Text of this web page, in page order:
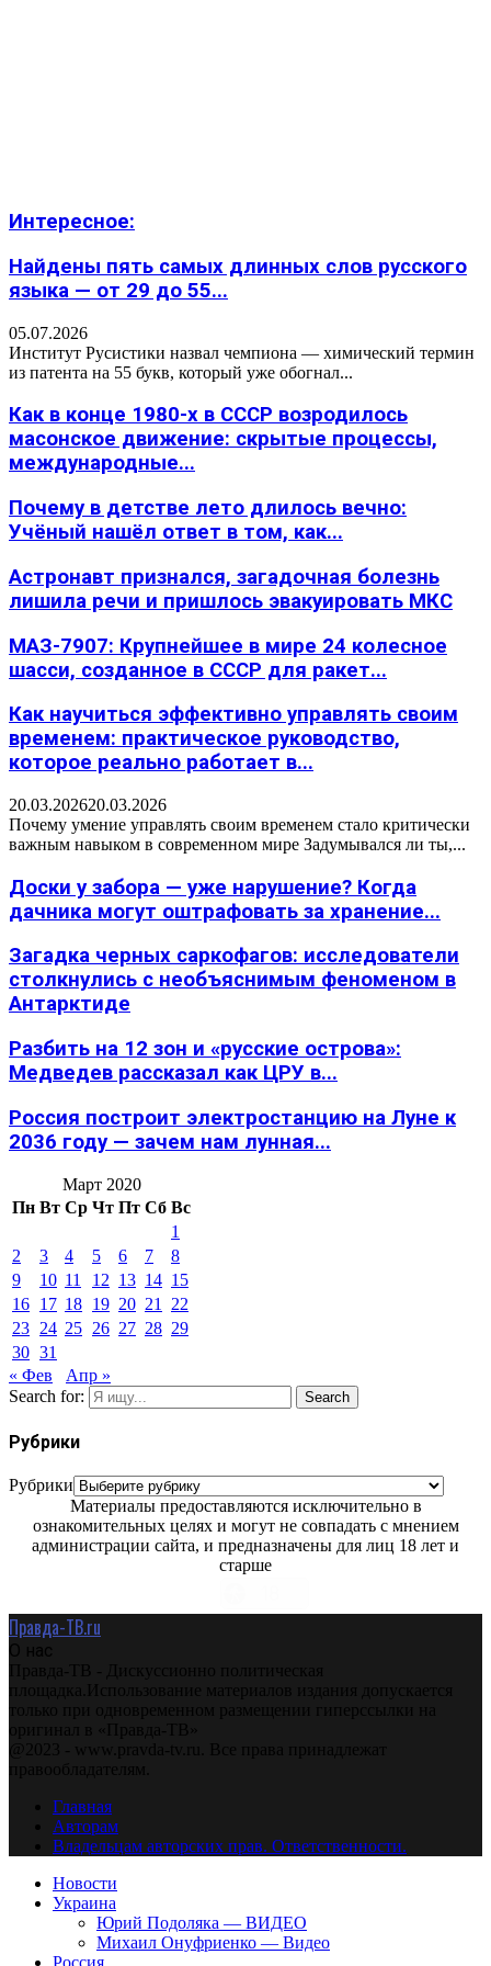
Интересное:
Найдены пять самых длинных слов русского
языка — от 29 до 55...
05.07.2026
Институт Русистики назвал чемпиона — химический термин
из патента на 55 букв, который уже обогнал...
Как в конце 1980-х в СССР возродилось
масонское движение: скрытые процессы,
международные...
Почему в детстве лето длилось вечно:
Учёный нашёл ответ в том, как...
Астронавт признался, загадочная болезнь
лишила речи и пришлось эвакуировать МКС
МАЗ-7907: Крупнейшее в мире 24 колесное
шасси, созданное в СССР для ракет...
Как научиться эффективно управлять своим
временем: практическое руководство,
которое реально работает в...
20.03.202620.03.2026
Почему умение управлять своим временем стало критически
важным навыком в современном мире Задумывался ли ты,...
Доски у забора — уже нарушение? Когда
дачника могут оштрафовать за хранение...
Загадка черных саркофагов: исследователи
столкнулись с необъяснимым феноменом в
Антарктиде
Разбить на 12 зон и «русские острова»:
Медведев рассказал как ЦРУ в...
Россия построит электростанцию на Луне к
2036 году — зачем нам лунная...
Март 2020
Пн Вт Ср Чт Пт Сб Вс
1
2
3 4 5 6 7
8
9
10 11 12 13 14 15
16 17 18 19 20 21
22
23 24 25 26 27 28 29
30 31
« Фев
Апр »
Search for:
Search
Рубрики
Рубрики
Материалы предоставляются исключительно в
ознакомительных целях и могут не совпадать с мнением
администрации сайта, и предназначены для лиц 18 лет и
старше
Правда-ТВ.ru
О нас
Правда-ТВ - Дискуссионно политическая
площадка.Использование материалов издания допускается
только при одновременном размещении гиперссылки на
оригинал в «Правда-ТВ»
@2023 - www.pravda-tv.ru. Все права принадлежат
правообладателям.
Главная
Авторам
Владельцам авторских прав. Ответственности.
Новости
Украина
Юрий Подоляка — ВИДЕО
Михаил Онуфриенко — Видео